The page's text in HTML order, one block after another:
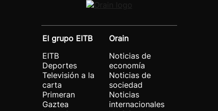
El grupo EITB
EITB
Deportes
Televisión a la
carta
Primeran
Gaztea
Orain
Noticias de
economía
Noticias de
sociedad
Noticias
internacionales